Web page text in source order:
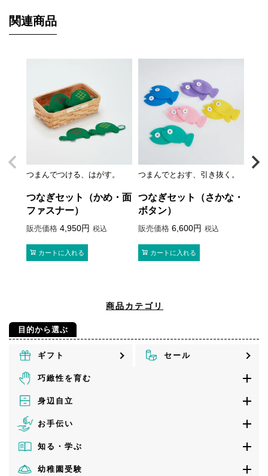
関連商品
つまんでつける、はがす。
つなぎセット（かめ・面
ファスナー）
販売価格 4,950 税込
カートに入れる
つまんでとおす、引き抜く。
つなぎセット（さかな・
ボタン）
販売価格 6,600 税込
カートに入れる
商品カテゴリ
目的から選ぶ
ギフト セール
巧緻性を育む
身辺自立
お手伝い
知る・学ぶ
幼稚園受験